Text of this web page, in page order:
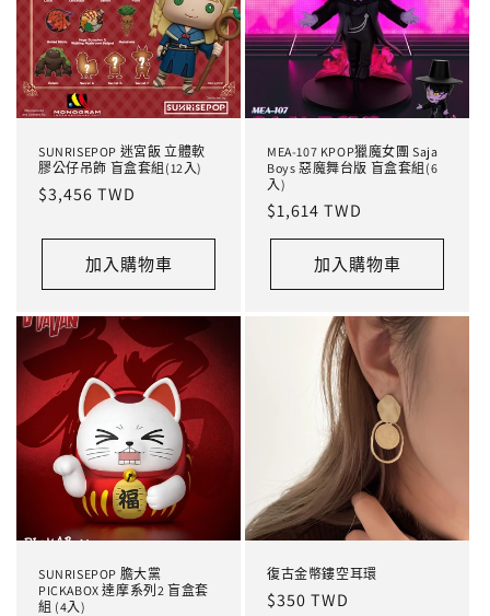
SUNRISEPOP 迷宮飯 立體軟
膠公仔吊飾 盲盒套組(12入)
定
$3,456 TWD
加入購物車
MEA-107 KPOP獵魔女團 Saja
Boys 惡魔舞台版 盲盒套組(6
入)
定
價
$1,614 TWD
加入購物車
SUNRISEPOP 膽大黨
PICKABOX 達摩系列2 盲盒套
組 (4入)
復古金幣鏤空耳環
定
$350 TWD